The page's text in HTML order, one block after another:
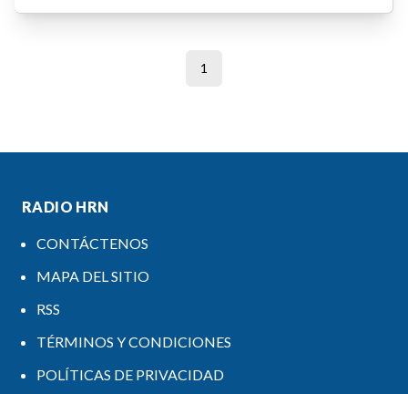
1
RADIO HRN
CONTÁCTENOS
MAPA DEL SITIO
RSS
TÉRMINOS Y CONDICIONES
POLÍTICAS DE PRIVACIDAD